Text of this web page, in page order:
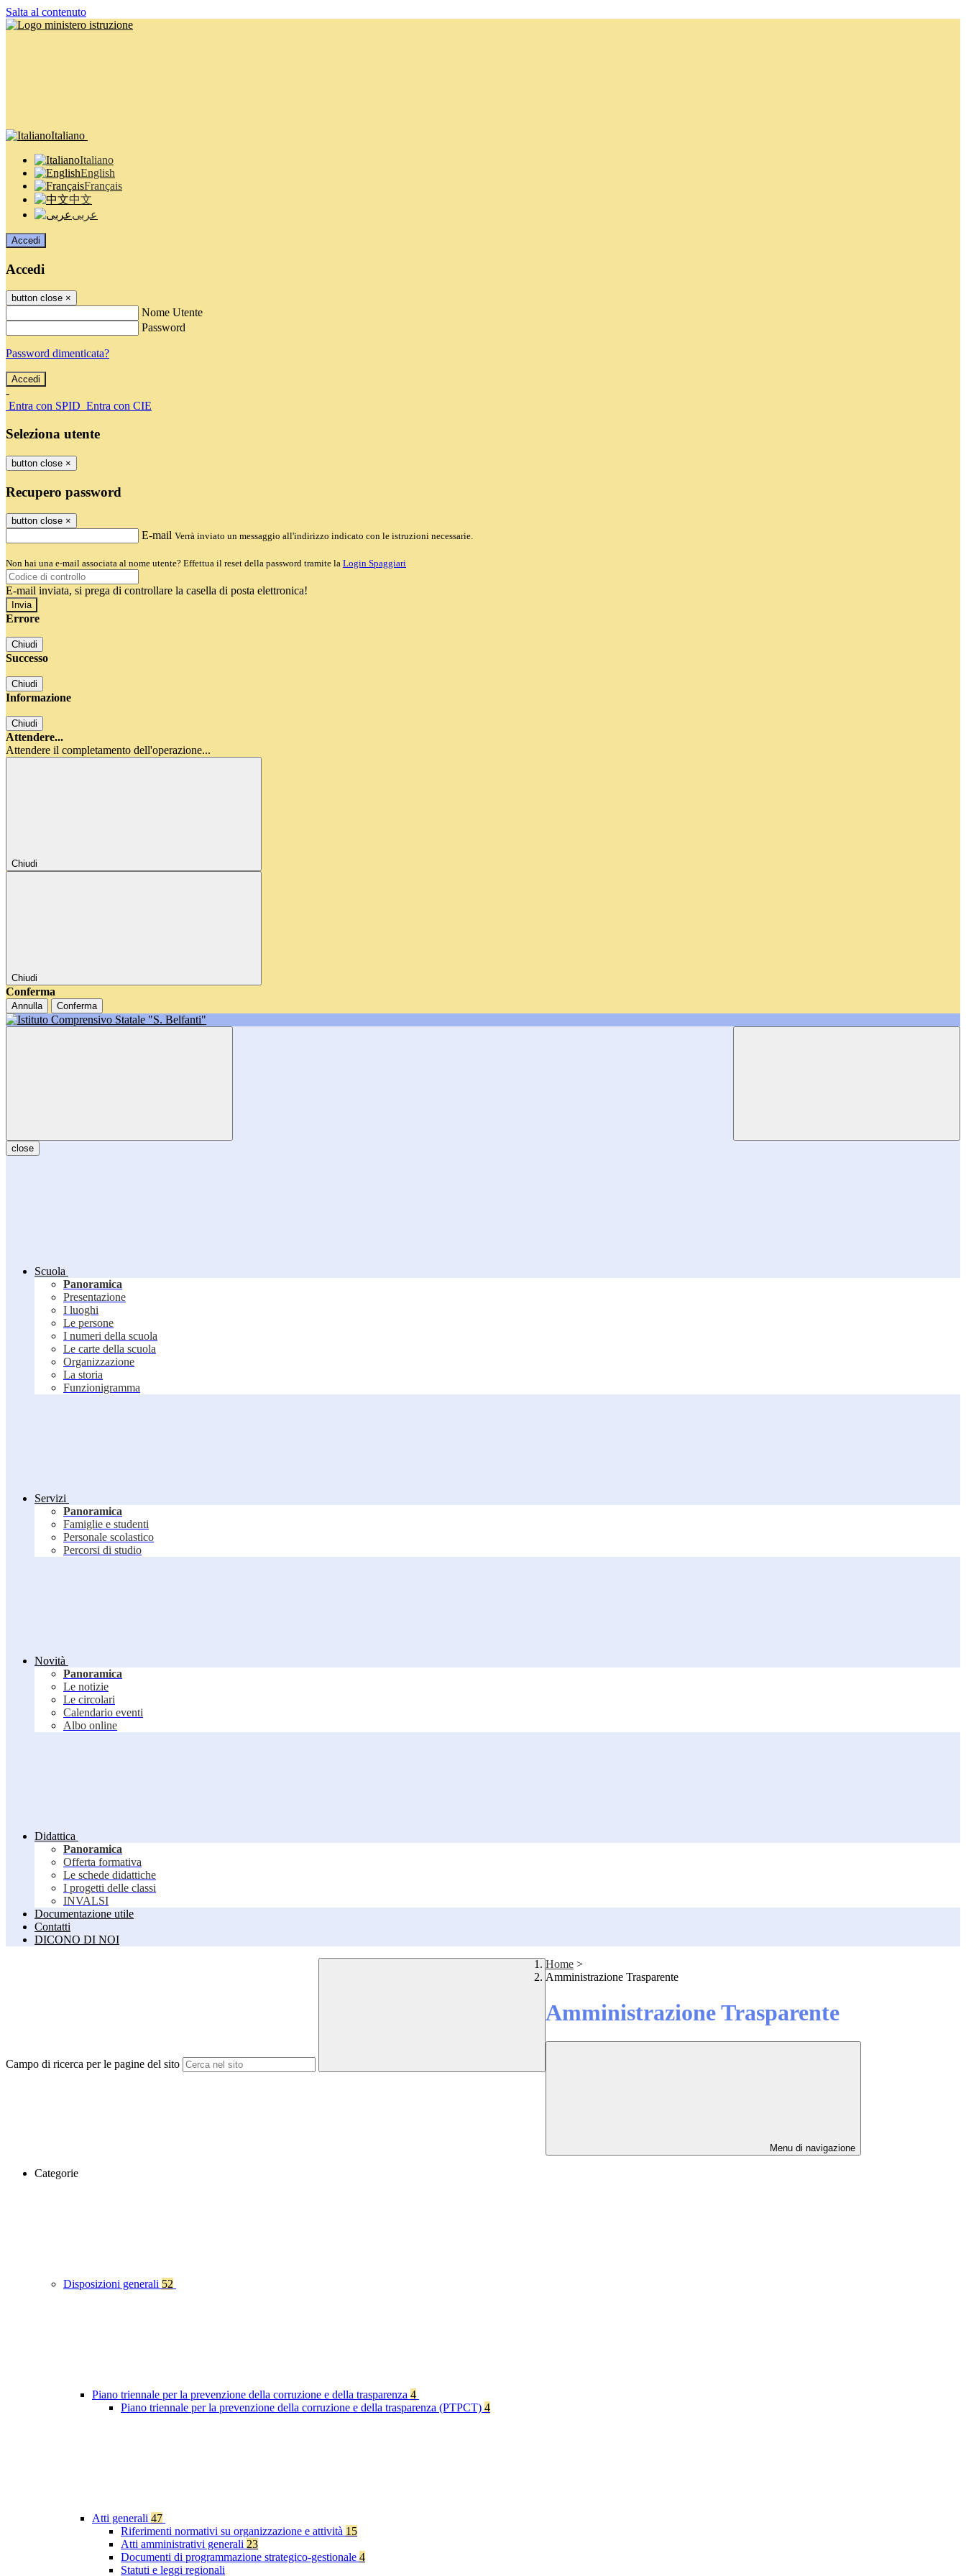
Salta al contenuto
Italiano
Italiano
English
Français
中文
عربى
Accedi
Accedi
button close ×
Nome Utente
Password
Password dimenticata?
-
Entra con SPID Entra con CIE
Seleziona utente
button close ×
Recupero password
button close ×
E-mail Verrà inviato un messaggio all'indirizzo indicato con le istruzioni necessarie.
Non hai una e-mail associata al nome utente? Effettua il reset della password tramite la Login Spaggiari
E-mail inviata, si prega di controllare la casella di posta elettronica!
Errore
Chiudi
Successo
Chiudi
Informazione
Chiudi
Attendere...
Attendere il completamento dell'operazione...
Chiudi
Chiudi
Conferma
Annulla Conferma
close
Scuola
Panoramica
Presentazione
I luoghi
Le persone
I numeri della scuola
Le carte della scuola
Organizzazione
La storia
Funzionigramma
Servizi
Panoramica
Famiglie e studenti
Personale scolastico
Percorsi di studio
Novità
Panoramica
Le notizie
Le circolari
Calendario eventi
Albo online
Didattica
Panoramica
Offerta formativa
Le schede didattiche
I progetti delle classi
INVALSI
Documentazione utile
Contatti
DICONO DI NOI
Campo di ricerca per le pagine del sito
Home >
Amministrazione Trasparente
Amministrazione Trasparente
Menu di navigazione
Categorie
Disposizioni generali 52
Piano triennale per la prevenzione della corruzione e della trasparenza 4
Piano triennale per la prevenzione della corruzione e della trasparenza (PTPCT) 4
Atti generali 47
Riferimenti normativi su organizzazione e attività 15
Atti amministrativi generali 23
Documenti di programmazione strategico-gestionale 4
Statuti e leggi regionali